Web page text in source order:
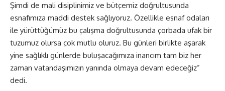
Şimdi de mali disiplinimiz ve bütçemiz doğrultusunda
esnafımıza maddi destek sağlıyoruz. Özellikle esnaf odaları
ile yürüttüğümüz bu çalışma doğrultusunda çorbada ufak bir
tuzumuz olursa çok mutlu oluruz. Bu günleri birlikte aşarak
yine sağlıklı günlerde buluşacağımıza inancım tam biz her
zaman vatandaşımızın yanında olmaya devam edeceğiz”
dedi.